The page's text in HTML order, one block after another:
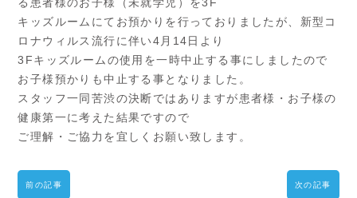
る患者様のお子様（未就学児）を3F
キッズルームにてお預かりを行っておりましたが、新型コ
ロナウィルス流行に伴い4月14日より
3Fキッズルームの使用を一時中止する事にしましたので
お子様預かりも中止する事となりました。
スタッフ一同苦渋の決断ではありますが患者様・お子様の
健康第一に考えた結果ですので
ご理解・ご協力を宜しくお願い致します。
前の記事 次の記事